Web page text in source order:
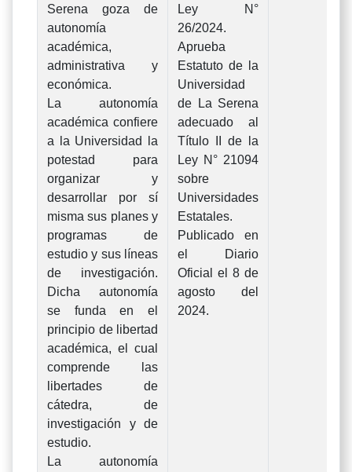
Serena goza de
autonomía
académica,
administrativa y
económica.
La autonomía
académica confiere
a la Universidad la
potestad para
organizar y
desarrollar por sí
misma sus planes y
programas de
estudio y sus líneas
de investigación.
Dicha autonomía
se funda en el
principio de libertad
académica, el cual
comprende las
libertades de
cátedra, de
investigación y de
estudio.
La autonomía
Ley N°
26/2024.
Aprueba
Estatuto de la
Universidad
de La Serena
adecuado al
Título II de la
Ley N° 21094
sobre
Universidades
Estatales.
Publicado en
el Diario
Oficial el 8 de
agosto del
2024.